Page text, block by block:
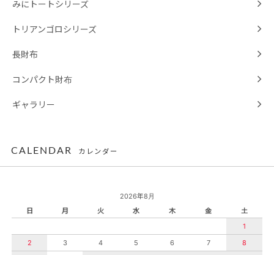
みにトートシリーズ
トリアンゴロシリーズ
長財布
コンパクト財布
ギャラリー
CALENDAR カレンダー
2026年8月
日
月 火 水 木 金
土
1
2
3 4 5 6 7 8